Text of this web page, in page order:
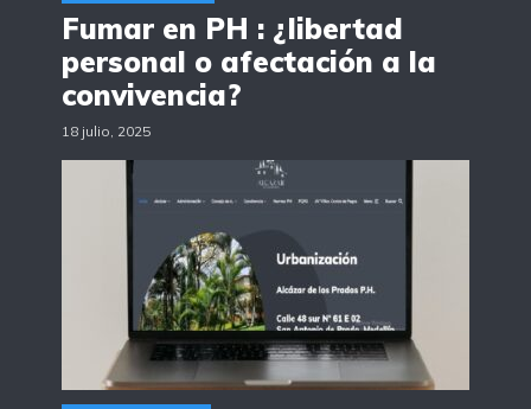
Fumar en PH : ¿libertad
personal o afectación a la
convivencia?
18 julio, 2025